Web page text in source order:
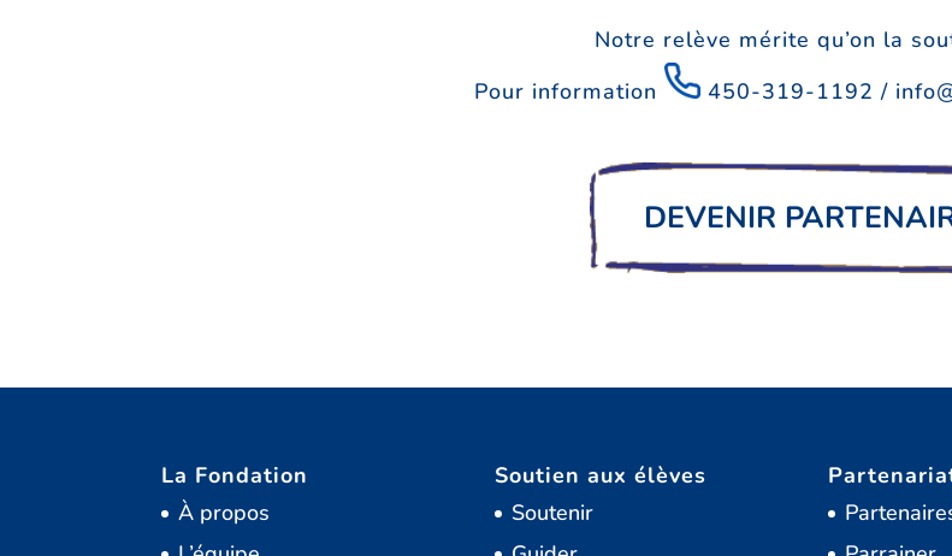
Notre relève mérite qu’on la
Pour information
450-319-1192 /
DEVENIR
La Fondation
À propos
Soutien aux élèves
Soutenir